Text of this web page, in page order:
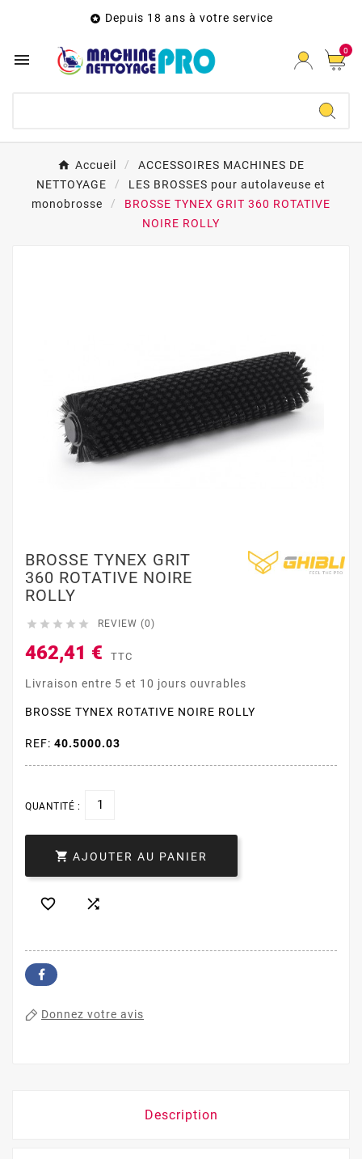
 Depuis 18 ans à votre service
 0
Accueil
ACCESSOIRES MACHINES DE
NETTOYAGE
LES BROSSES pour autolaveuse et
monobrosse
BROSSE TYNEX GRIT 360 ROTATIVE
NOIRE ROLLY
BROSSE TYNEX GRIT
360 ROTATIVE NOIRE
ROLLY
     REVIEW (0)
462,41 € TTC
Livraison entre 5 et 10 jours ouvrables
BROSSE TYNEX ROTATIVE NOIRE ROLLY
REF: 40.5000.03
QUANTITÉ :
 AJOUTER AU PANIER
 
Donnez votre avis
Description